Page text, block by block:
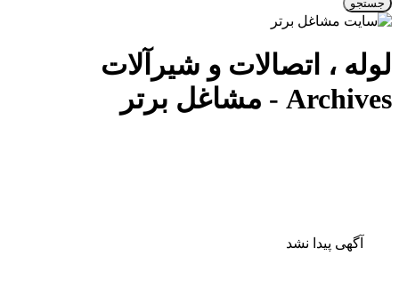
جستجو
لوله ، اتصالات و شیرآلات
Archives - مشاغل برتر
آگهی پیدا نشد